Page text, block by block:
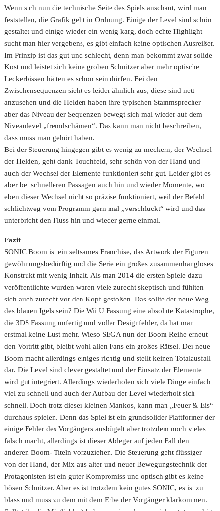
Wenn sich nun die technische Seite des Spiels anschaut, wird man
feststellen, die Grafik geht in Ordnung. Einige der Level sind schön
gestaltet und einige wieder ein wenig karg, doch echte Highlight
sucht man hier vergebens, es gibt einfach keine optischen Ausreißer.
Im Prinzip ist das gut und schlecht, denn man bekommt zwar solide
Kost und leistet sich keine groben Schnitzer aber mehr optische
Leckerbissen hätten es schon sein dürfen. Bei den
Zwischensequenzen sieht es leider ähnlich aus, diese sind nett
anzusehen und die Helden haben ihre typischen Stammsprecher
aber das Niveau der Sequenzen bewegt sich mal wieder auf dem
Niveaulevel „fremdschämen“. Das kann man nicht beschreiben,
dass muss man gehört haben.
Bei der Steuerung hingegen gibt es wenig zu meckern, der Wechsel
der Helden, geht dank Touchfeld, sehr schön von der Hand und
auch der Wechsel der Elemente funktioniert sehr gut. Leider gibt es
aber bei schnelleren Passagen auch hin und wieder Momente, wo
eben dieser Wechsel nicht so präzise funktioniert, weil der Befehl
schlichtweg vom Programm gern mal „verschluckt“ wird und das
unterbricht den Fluss hin und wieder gerne einmal.
Fazit
SONIC Boom ist ein seltsames Franchise, das Artwork der Figuren
gewöhnungsbedürftig und die Serie ein großes zusammenhangloses
Konstrukt mit wenig Inhalt. Als man 2014 die ersten Spiele dazu
veröffentlichte wurden waren viele zurecht skeptisch und fühlten
sich auch zurecht vor den Kopf gestoßen. Das sollte der neue Weg
des blauen Igels sein? Die Wii U Fassung eine absolute Katastrophe,
die 3DS Fassung unfertig und voller Designfehler, da hat man
erstmal keine Lust mehr. Wieso SEGA nun der Boom Reihe erneut
den Vortritt gibt, bleibt wohl allen Fans ein großes Rätsel. Der neue
Boom macht allerdings einiges richtig und stellt keinen Totalausfall
dar. Die Level sind clever gestaltet und der Einsatz der Elemente
wird gut integriert. Allerdings wiederholen sich viele Dinge einfach
viel zu schnell und auch der Aufbau der Level wiederholt sich
schnell. Doch trotz dieser kleinen Mankos, kann man „Feuer & Eis“
durchaus spielen. Denn das Spiel ist ein grundsolider Plattformer der
einige Fehler des Vorgängers ausbügelt aber trotzdem noch vieles
falsch macht, allerdings ist dieser Ableger auf jeden Fall den
anderen Boom- Titeln vorzuziehen. Die Steuerung geht flüssiger
von der Hand, der Mix aus alter und neuer Bewegungstechnik der
Protagonisten ist ein guter Kompromiss und optisch gibt es keine
bösen Schnitzer. Aber es ist trotzdem kein gutes SONIC, es ist zu
blass und muss zu dem mit dem Erbe der Vorgänger klarkommen.